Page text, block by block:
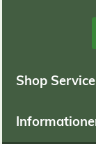
Shop Service